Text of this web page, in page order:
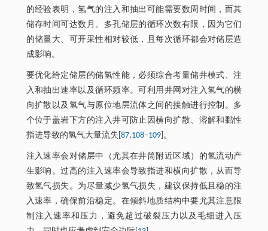
的经验表明，氢气的注入和抽出可能需要数周时间，而其
储存时间可达数月。多孔储层的循环次数有限，因为它们
的储量大、可开采性相对较低，且每次循环都会对储层造
成影响。
要优化给定储层的储氢性能，必须综合考量储井模式、注
入和抽出速率以及循环频率。可利用井网对注入氢气的横
向扩散以及氢气与原位地层流体之间的接触进行控制。多
个位于盖岩下方的注入井可防止因横向扩散、溶解和黏性
指进导致的氢气大量流失[ 87,108‒109]。
注入速率会对储层中（尤其在井筒附近区域）的氢流动产
生影响。过高的注入速率会导致指进和横向扩散，从而导
致氢气损失。为尽量减少氢气损失，建议保持低且稳的注
入速率，确保前沿稳定。在倾斜地质结构中要尤其注意限
制注入速率和压力，避免超过破裂压力以及毛细进入压